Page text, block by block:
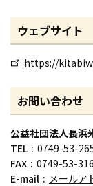
ウェブサイト
https://
お問い合わせ
公益社団法人長浜
TEL
0749-53-
FAX
0749-53-
E-mail
メールア